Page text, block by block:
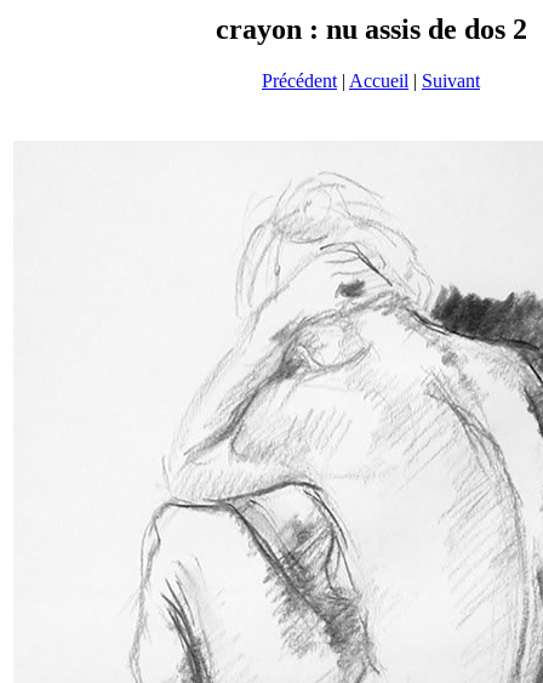
crayon : nu assis de dos 2
Précédent | Accueil | Suivant